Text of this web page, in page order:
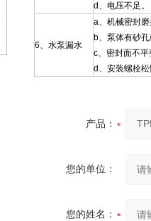
d、电压不足。
6、水泵漏水
a、机械密封
b、泵体有砂
c、密封面不平
d、安装螺栓
产品：
您的单位：
您的姓名：